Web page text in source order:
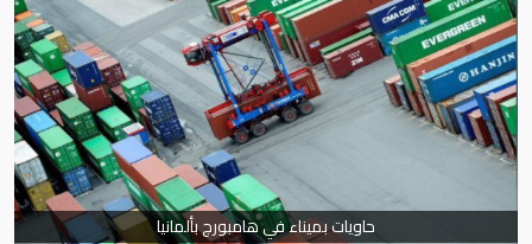
حاويات بميناء في هامبورج بألمانيا